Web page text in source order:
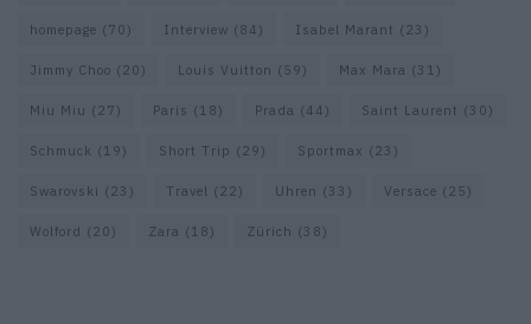
homepage (70) Interview (84) Isabel Marant (23)
Jimmy Choo (20) Louis Vuitton (59) Max Mara (31)
Miu Miu (27) Paris (18) Prada (44) Saint Laurent (30)
Schmuck (19) Short Trip (29) Sportmax (23)
Swarovski (23) Travel (22) Uhren (33) Versace (25)
Wolford (20) Zara (18) Zürich (38)